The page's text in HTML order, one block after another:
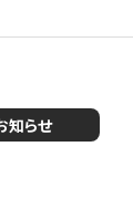
知らせ